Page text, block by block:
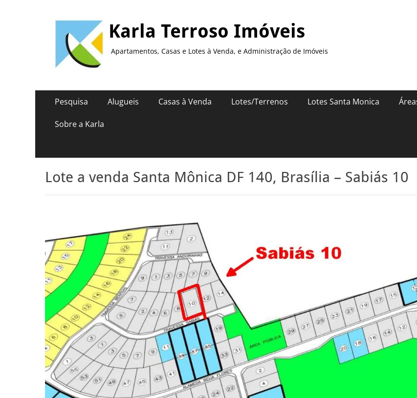
Karla Terroso Imóveis
Apartamentos, Casas e Lotes à Venda, e Administração de Imóveis
Menu
para
Pesquisa Alugueis Casas à Venda Lotes/Terrenos Lotes Santa Monica
Sobre a Karla
Lote a venda Santa Mônica DF 140, Brasília – Sabiás 10